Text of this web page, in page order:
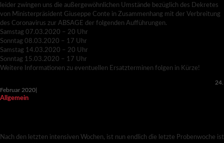
leider zwingen uns die außergewöhnlichen Umstände bezüglich des Dekretes
von Ministerpräsident Giuseppe Conte in Zusammenhang mit der Verbreitung
des Coronavirus zur ABSAGE der folgenden Aufführungen.
Samstag 07.03.2020 – 20 Uhr
Sonntag 08.03.2020 – 17 Uhr
Samstag 14.03.2020 – 20 Uhr
Sonntag 15.03.2020 – 17 Uhr
Weitere Informationen zu eventuellen Ersatzterminen folgen in Kürze!
24.
Februar 2020
Allgemein
Nach den letzten intensiven Wochen, ist nun endlich die letzte Probenwoche ist